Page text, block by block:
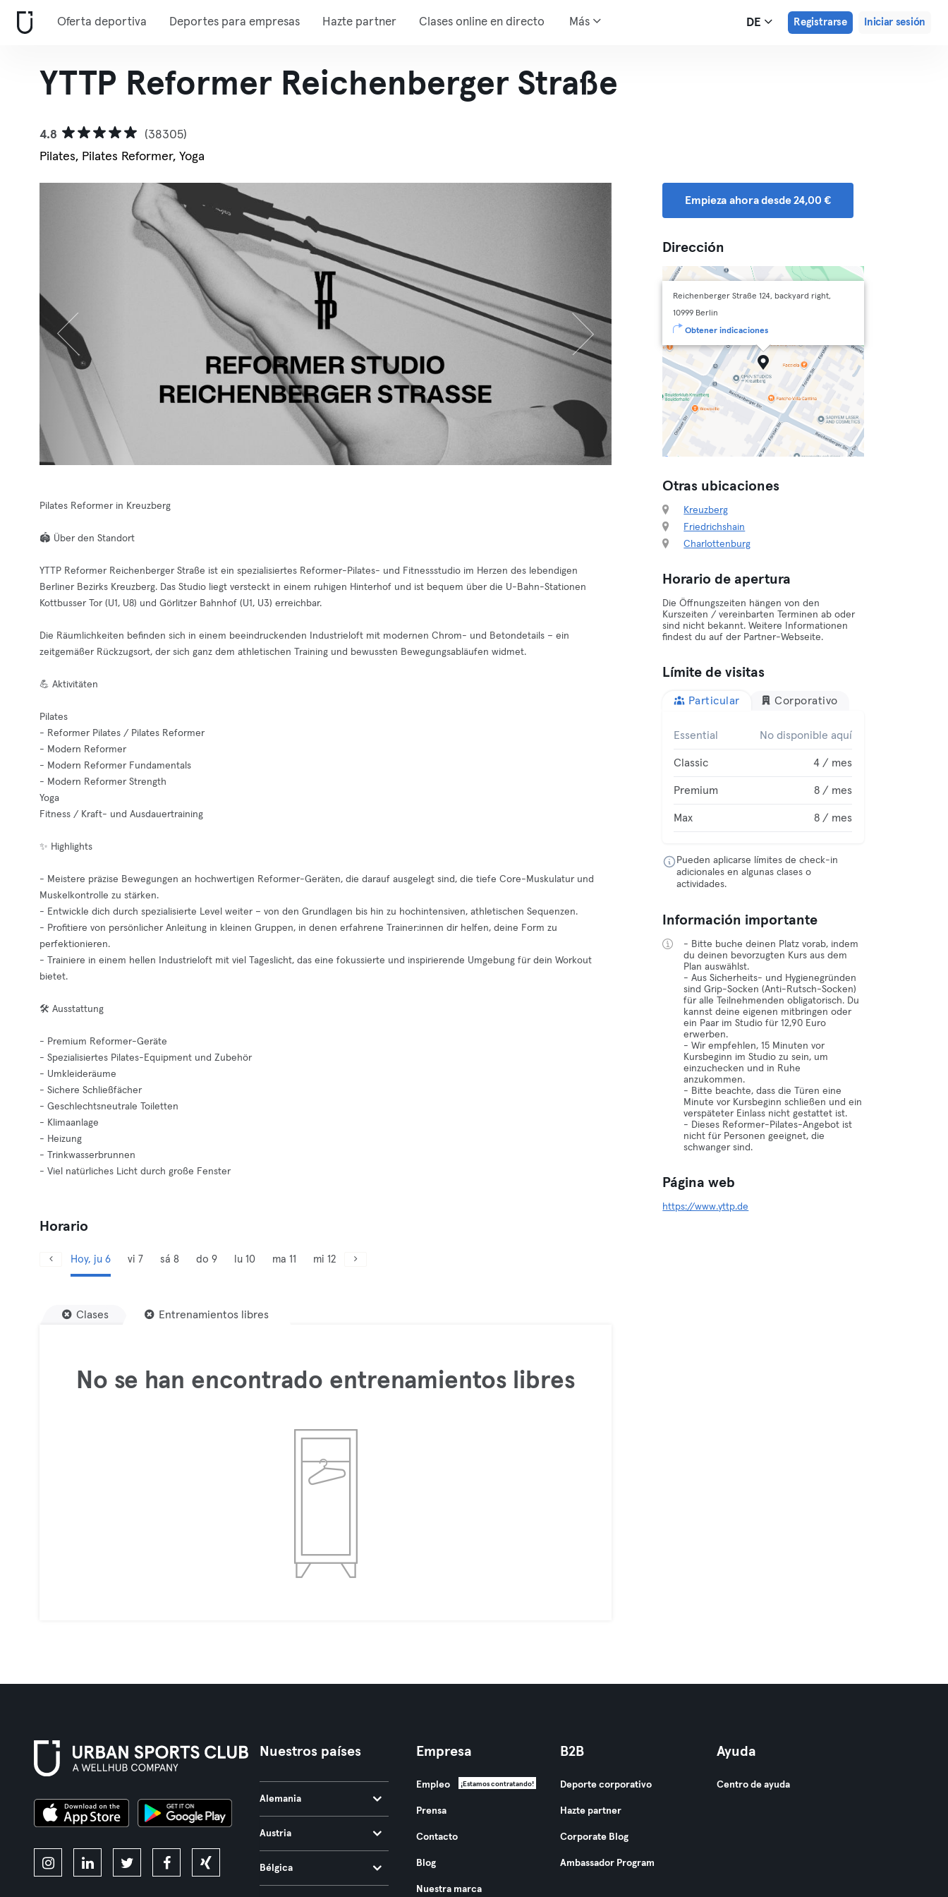
Oferta deportiva Deportes para empresas Hazte partner Clases online en directo Más DE Registrarse Iniciar sesión
YTTP Reformer Reichenberger Straße
4.8
(38305)
Pilates, Pilates Reformer, Yoga
Pilates Reformer in Kreuzberg
🏟️ Über den Standort
YTTP Reformer Reichenberger Straße ist ein spezialisiertes Reformer-Pilates- und Fitnessstudio im Herzen des lebendigen
Berliner Bezirks Kreuzberg. Das Studio liegt versteckt in einem ruhigen Hinterhof und ist bequem über die U-Bahn-Stationen
Kottbusser Tor (U1, U8) und Görlitzer Bahnhof (U1, U3) erreichbar.
Die Räumlichkeiten befinden sich in einem beeindruckenden Industrieloft mit modernen Chrom- und Betondetails – ein
zeitgemäßer Rückzugsort, der sich ganz dem athletischen Training und bewussten Bewegungsabläufen widmet.
💪 Aktivitäten
Pilates
- Reformer Pilates / Pilates Reformer
- Modern Reformer
- Modern Reformer Fundamentals
- Modern Reformer Strength
Yoga
Fitness / Kraft- und Ausdauertraining
✨ Highlights
- Meistere präzise Bewegungen an hochwertigen Reformer-Geräten, die darauf ausgelegt sind, die tiefe Core-Muskulatur und
Muskelkontrolle zu stärken.
- Entwickle dich durch spezialisierte Level weiter – von den Grundlagen bis hin zu hochintensiven, athletischen Sequenzen.
- Profitiere von persönlicher Anleitung in kleinen Gruppen, in denen erfahrene Trainer:innen dir helfen, deine Form zu
perfektionieren.
- Trainiere in einem hellen Industrieloft mit viel Tageslicht, das eine fokussierte und inspirierende Umgebung für dein Workout
bietet.
🛠️ Ausstattung
- Premium Reformer-Geräte
- Spezialisiertes Pilates-Equipment und Zubehör
- Umkleideräume
- Sichere Schließfächer
- Geschlechtsneutrale Toiletten
- Klimaanlage
- Heizung
- Trinkwasserbrunnen
- Viel natürliches Licht durch große Fenster
Horario
Hoy, ju 6 vi 7 sá 8 do 9 lu 10 ma 11 mi 12
Clases Entrenamientos libres
No se han encontrado entrenamientos libres
Empieza ahora desde 24,00 €
Dirección
Reichenberger Straße 124, backyard right,
10999 Berlin
Obtener indicaciones
Otras ubicaciones
Kreuzberg
Friedrichshain
Charlottenburg
Horario de apertura
Die Öffnungszeiten hängen von den
Kurszeiten / vereinbarten Terminen ab oder
sind nicht bekannt. Weitere Informationen
findest du auf der Partner-Webseite.
Límite de visitas
Particular Corporativo
Essential No disponible aquí
Classic 4 / mes
Premium 8 / mes
Max 8 / mes
Pueden aplicarse límites de check-in
adicionales en algunas clases o
actividades.
Información importante
- Bitte buche deinen Platz vorab, indem
du deinen bevorzugten Kurs aus dem
Plan auswählst.
- Aus Sicherheits- und Hygienegründen
sind Grip-Socken (Anti-Rutsch-Socken)
für alle Teilnehmenden obligatorisch. Du
kannst deine eigenen mitbringen oder
ein Paar im Studio für 12,90 Euro
erwerben.
- Wir empfehlen, 15 Minuten vor
Kursbeginn im Studio zu sein, um
einzuchecken und in Ruhe
anzukommen.
- Bitte beachte, dass die Türen eine
Minute vor Kursbeginn schließen und ein
verspäteter Einlass nicht gestattet ist.
- Dieses Reformer-Pilates-Angebot ist
nicht für Personen geeignet, die
schwanger sind.
Página web
https://www.yttp.de
Nuestros países
Alemania
Austria
Bélgica
Empresa
Empleo ¡Estamos contratando!
Prensa
Contacto
Blog
Nuestra marca
B2B
Deporte corporativo
Hazte partner
Corporate Blog
Ambassador Program
Ayuda
Centro de ayuda